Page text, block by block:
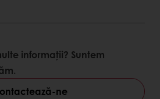
informații? Suntem
ne